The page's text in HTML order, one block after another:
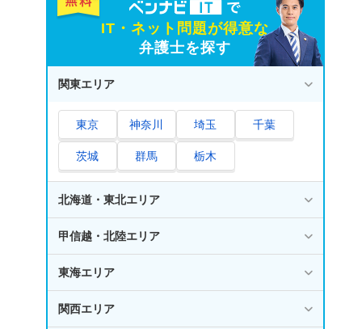
IT・ネット問題が得意な
弁護士を探す
関東エリア
東京 神奈川 埼玉 千葉
茨城 群馬 栃木
北海道・東北エリア
甲信越・北陸エリア
東海エリア
関西エリア